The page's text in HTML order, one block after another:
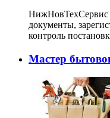
НижНовТехСервис
документы,
контроль
Мастер